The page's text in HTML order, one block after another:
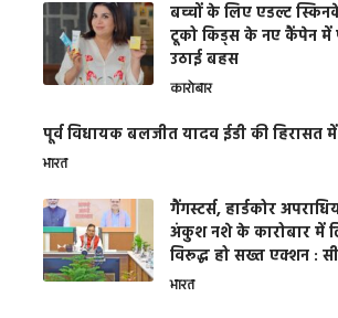
बच्चों के लिए एडल्ट
टूको किड्स के नए कैंपेन में
उठाई बहस
कारोबार
पूर्व विधायक बलजीत यादव ईडी की हिरासत में
भारत
गैंगस्टर्स, हार्डकोर
अंकुश नशे के कारोबार में
विरूद्ध हो सख्त एक्शन :
भारत